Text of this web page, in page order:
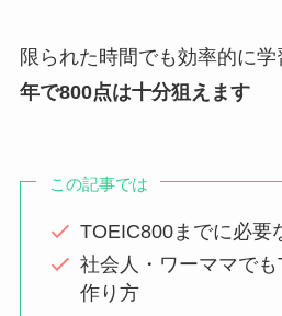
限られた時間でも効率的に学
年で800点は十分狙えます
この記事では
TOEIC800までに必要
社会人・ワーママで
作り方